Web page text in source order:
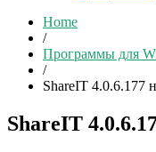
Home
/
Программы для
/
ShareIT 4.0.6.177
ShareIT